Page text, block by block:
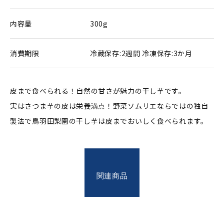
内容量 300g
消費期限 冷蔵保存:2週間 冷凍保存:3か月
皮まで食べられる！自然の甘さが魅力の干し芋です。
実はさつま芋の皮は栄養満点！野菜ソムリエならではの独自
製法で鳥羽田梨園の干し芋は皮までおいしく食べられます。
関連商品